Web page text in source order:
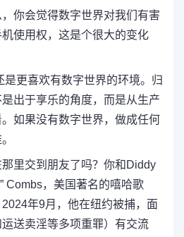
你会觉得数字世界对我们有害
使用权，这是个很大的变化
是更喜欢有数字世界的环境。归
出于享乐的角度，而是从生产
如果没有数字世界，做成任何
里交到朋友了吗？你和Diddy
Combs，美国著名的嘻哈歌
年9月，他在纽约被捕，面
送卖淫等多项重罪）有交流